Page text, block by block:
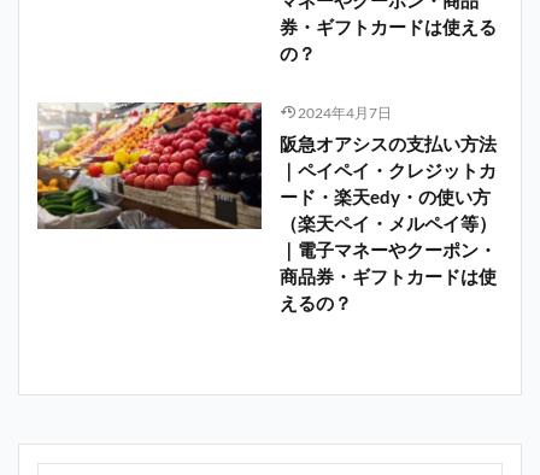
券・ギフトカードは使える
の？
2024年4月7日
阪急オアシスの支払い方法
｜ペイペイ・クレジットカ
ード・楽天edy・の使い方
（楽天ペイ・メルペイ等）
｜電子マネーやクーポン・
商品券・ギフトカードは使
えるの？